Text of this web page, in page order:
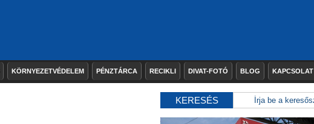
KÖRNYEZETVÉDELEM PÉNZTÁRCA RECIKLI DIVAT-FOTÓ BLOG KAPCSOLAT
KERESÉS